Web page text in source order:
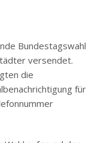
Bundestagswahl
versendet.
die
für